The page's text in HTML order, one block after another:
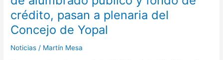
crédito, pasan a plenaria del
Concejo de Yopal
Noticias / Martín Mesa
de
Yopal